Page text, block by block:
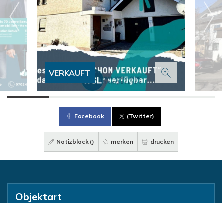
VERKAUFT
Facebook (Twitter)
Notizblock () merken drucken
Objektart